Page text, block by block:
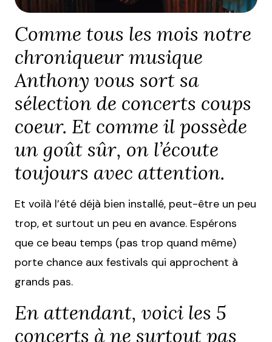
Comme tous les mois notre
chroniqueur musique
Anthony vous sort sa
sélection de concerts coups
coeur. Et comme il possède
un goût sûr, on l’écoute
toujours avec attention.
Et voilà l’été déjà bien installé, peut-être un peu
trop, et surtout un peu en avance. Espérons
que ce beau temps (pas trop quand même)
porte chance aux festivals qui approchent à
grands pas.
En attendant, voici les 5
concerts à ne surtout pas